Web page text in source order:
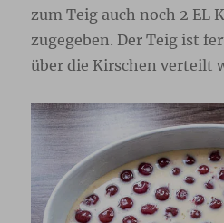
zum Teig auch noch 2 EL
zugegeben. Der Teig ist
über die Kirschen verteilt